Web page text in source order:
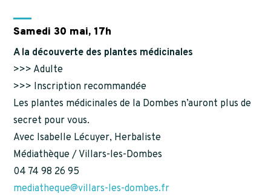
Samedi 30 mai, 17h
A la découverte des plantes médicinales
>>> Adulte
>>> Inscription recommandée
Les plantes médicinales de la Dombes n’auront plus de
secret pour vous.
Avec Isabelle Lécuyer, Herbaliste
Médiathèque / Villars-les-Dombes
04 74 98 26 95
mediatheque@villars-les-dombes.fr